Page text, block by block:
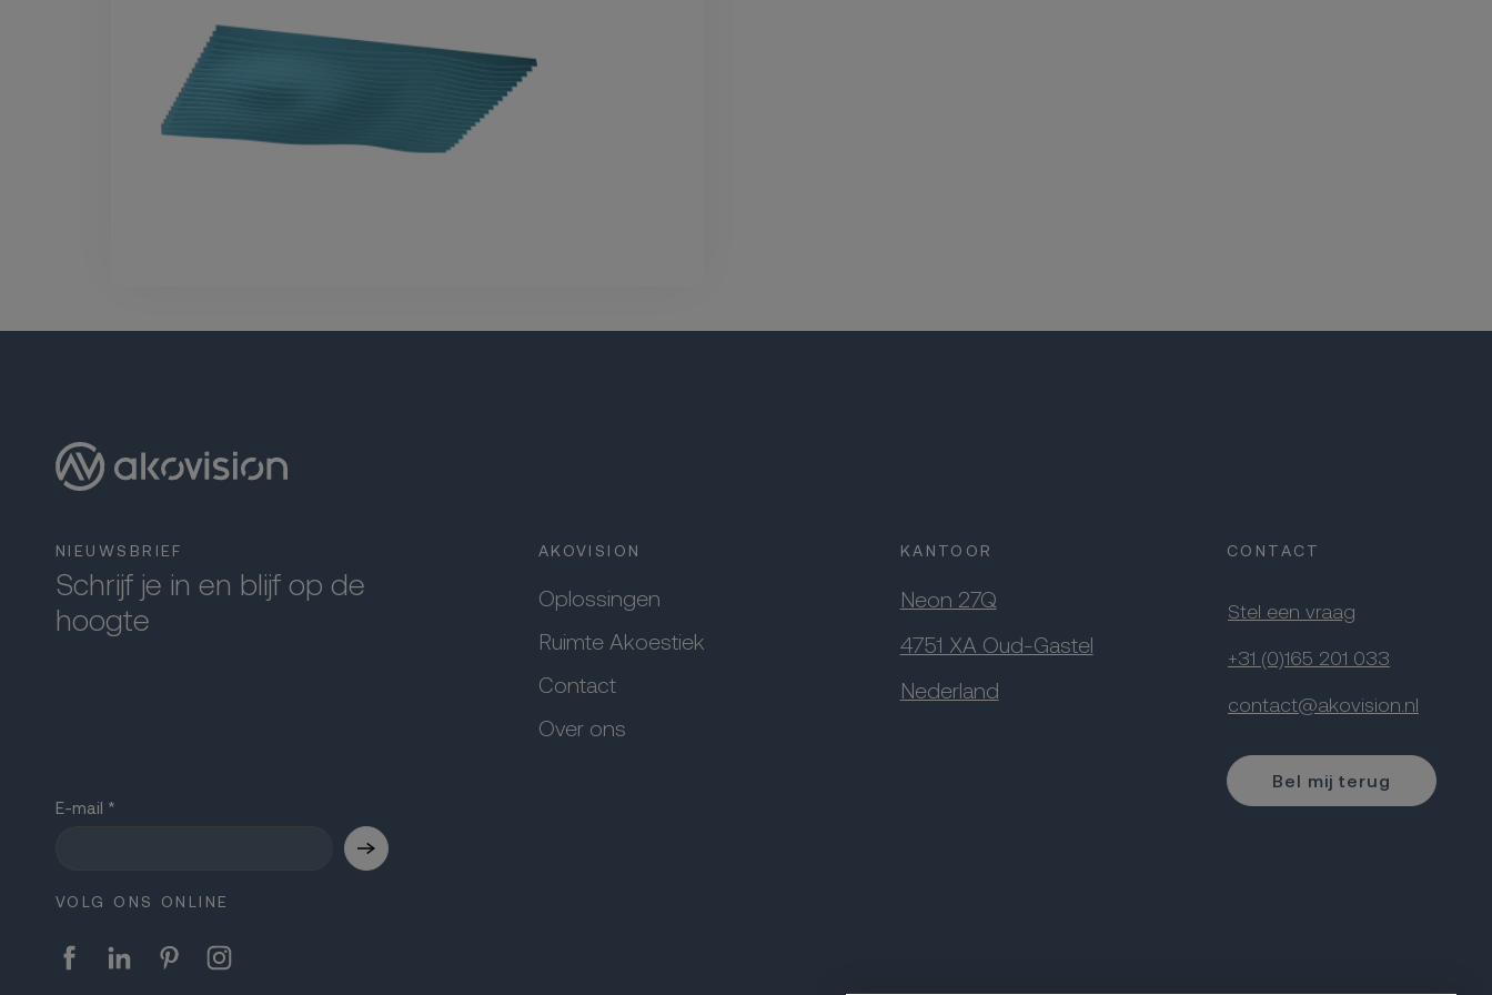
NIEUWSBRIEF
Schrijf je in en blijf op de
hoogte
E-mail
VOLG ONS ONLINE
AKOVISION
Oplossingen
Ruimte Akoestiek
Contact
Over ons
KANTOOR
Neon 27Q
4751 XA Oud-Gastel
Nederland
CONTACT
Stel een vraag
+31 (0)165 201 033
contact@akovision.nl
Bel mij terug